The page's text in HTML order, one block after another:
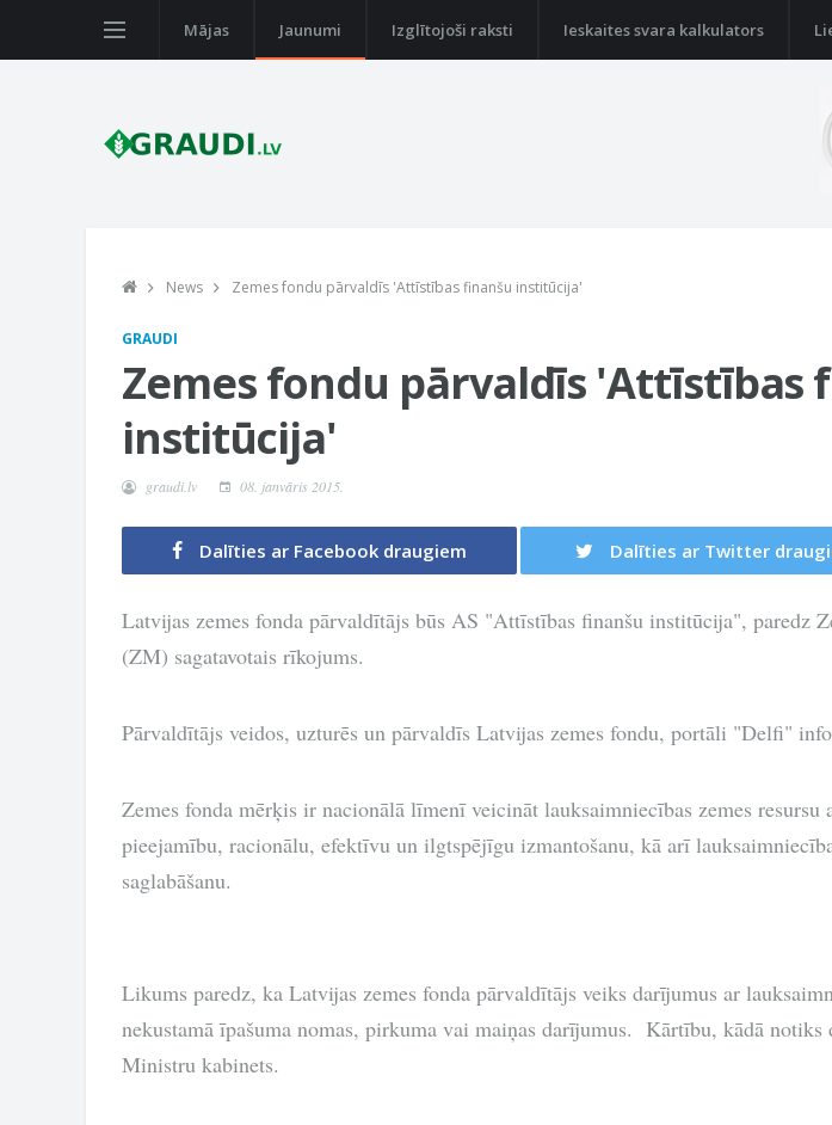
Mājas Jaunumi Izglītojoši raksti Ieskaites svara kalkulators
News Zemes fondu pārvaldīs 'Attīstības finanšu institūcija'
GRAUDI
Zemes fondu pārvaldīs 'Attīstības
institūcija'
graudi.lv 08. janvāris 2015.
Dalīties ar Facebook draugiem Dalīties ar Twitter
Latvijas zemes fonda pārvaldītājs būs AS "Attīstības finanšu institūcija", paredz
(ZM) sagatavotais rīkojums.
Pārvaldītājs veidos, uzturēs un pārvaldīs Latvijas zemes fondu, portāli "Delfi"
Zemes fonda mērķis ir nacionālā līmenī veicināt lauksaimniecības zemes resursu
pieejamību, racionālu, efektīvu un ilgtspējīgu izmantošanu, kā arī
saglabāšanu.
Likums paredz, ka Latvijas zemes fonda pārvaldītājs veiks darījumus ar
nekustamā īpašuma nomas, pirkuma vai maiņas darījumus. Kārtību, kādā
Ministru kabinets.